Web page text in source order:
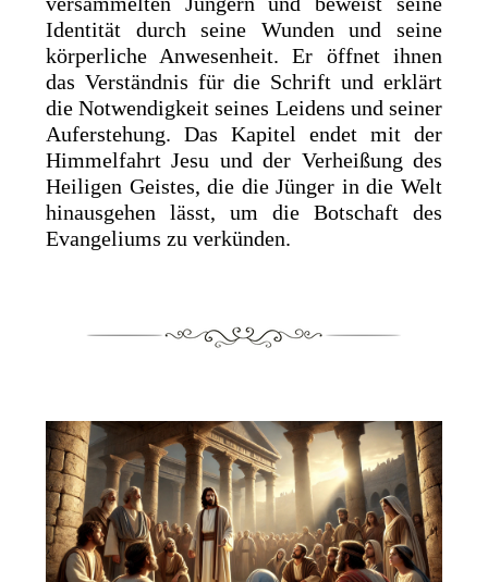
Identität durch seine Wunden und seine
körperliche Anwesenheit. Er öffnet ihnen
das Verständnis für die Schrift und erklärt
die Notwendigkeit seines Leidens und seiner
Auferstehung. Das Kapitel endet mit der
Himmelfahrt Jesu und der Verheißung des
Heiligen Geistes, die die Jünger in die Welt
hinausgehen lässt, um die Botschaft des
Evangeliums zu verkünden.